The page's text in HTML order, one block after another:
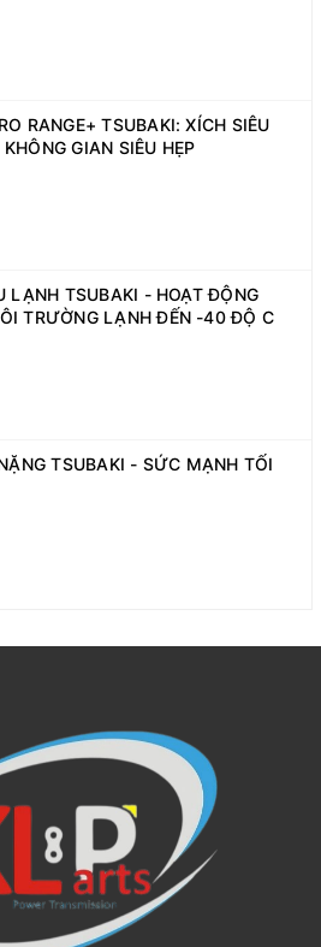
RANGE+ TSUBAKI: XÍCH SIÊU
GIAN SIÊU HẸP
LẠNH TSUBAKI - HOẠT ĐỘNG
TRƯỜNG LẠNH ĐẾN -40 ĐỘ C
TSUBAKI - SỨC MẠNH TỐI